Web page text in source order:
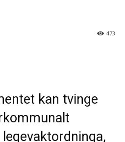
473
kan tvinge